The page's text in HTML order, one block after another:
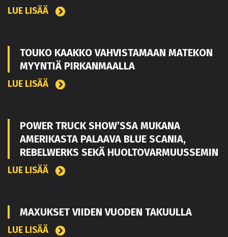
LUE LISÄÄ
TOUKO KAAKKO VAHVISTAMAAN MATEKON
MYYNTIÄ PIRKANMAALLA
LUE LISÄÄ
POWER TRUCK SHOW’SSA MUKANA
AMERIKASTA PALAAVA BLUE SCANIA,
REBELWERKS SEKÄ HUOLTOVARMUUSSEMIN
LUE LISÄÄ
MAXUKSET VIIDEN VUODEN TAKUULLA
LUE LISÄÄ